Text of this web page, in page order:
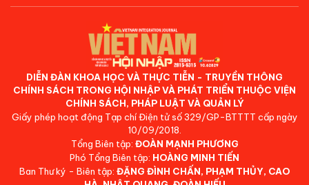
DIỄN ĐÀN KHOA HỌC VÀ THỰC TIỄN - TRUYỀN THÔNG
CHÍNH SÁCH TRONG HỘI NHẬP VÀ PHÁT TRIỂN THUỘC VIỆN
CHÍNH SÁCH, PHÁP LUẬT VÀ QUẢN LÝ
Giấy phép hoạt động Tạp chí Điện tử số 329/GP-BTTTT cấp ngày
10/09/2018.
Tổng Biên tập: ĐOÀN MẠNH PHƯƠNG
Phó Tổng Biên tập: HOÀNG MINH TIẾN
Ban Thư ký - Biên tập: ĐẶNG ĐÌNH CHẤN, PHẠM THỦY, CAO